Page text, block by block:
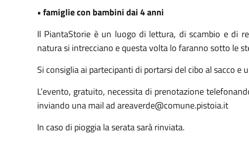
• famiglie con bambini dai 4 anni
Il PiantaStorie è un luogo di lettura, di scambio e di
natura si intrecciano e questa volta lo faranno sotto le
Si consiglia ai partecipanti di portarsi del cibo al sacco e
L’evento, gratuito, necessita di prenotazione
inviando una mail ad areaverde@comune.pistoia.it
In caso di pioggia la serata sarà rinviata.